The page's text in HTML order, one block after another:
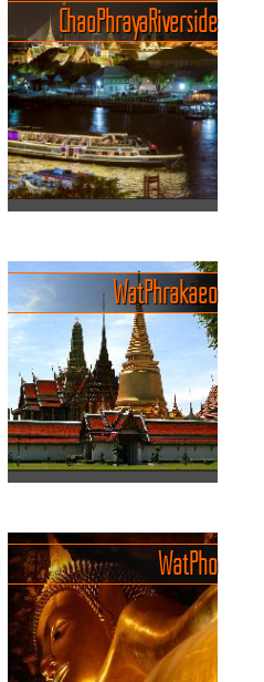
Flussufer
Chao Phraya Riverside in
Bangkok ist ein pulsierendes
Zentrum thailändischer
Kultur und modernen
Lebens. Entlang dieses
majestätischen Flusses
reihen ...
Chao Phraya Riverside
Der Königspalast und der
Wat Phra Kaeo sind das
strahlende Herz Bangkoks –
ein Ort, an dem Geschichte,
Religion und pure Pracht
Wat Phrakaeo
Wat Pho